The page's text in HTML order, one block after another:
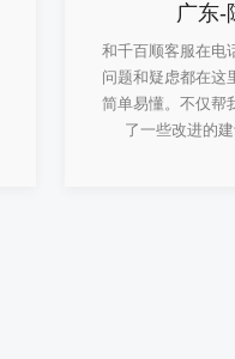
广东-
和千百顺客服在电
问题和疑虑都在这
简单易懂。不仅帮
了一些改进的